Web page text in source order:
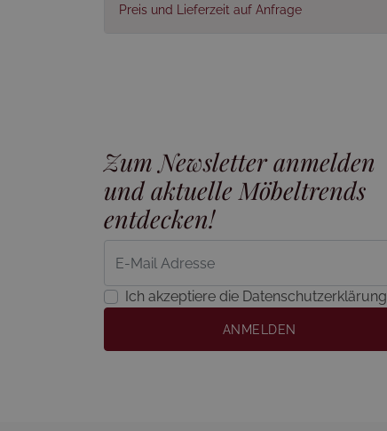
Preis und Lieferzeit auf Anfrage
Zum Newsletter anmelden
und aktuelle Möbeltrends
entdecken!
Ich akzeptiere die Datenschutzerklärung
ANMELDEN